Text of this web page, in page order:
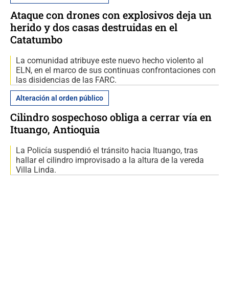
Ataque con drones con explosivos deja un
herido y dos casas destruidas en el
Catatumbo
La comunidad atribuye este nuevo hecho violento al
ELN, en el marco de sus continuas confrontaciones con
las disidencias de las FARC.
Alteración al orden público
Cilindro sospechoso obliga a cerrar vía en
Ituango, Antioquia
La Policía suspendió el tránsito hacia Ituango, tras
hallar el cilindro improvisado a la altura de la vereda
Villa Linda.